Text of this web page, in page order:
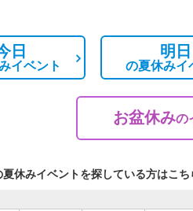
日
イベント
明日
の夏休みイ
お盆休みの
休みイベントを探している方はこち